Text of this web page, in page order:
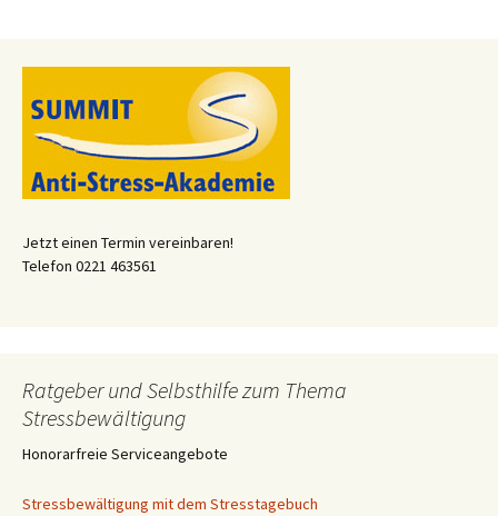
Jetzt einen Termin vereinbaren!
Telefon 0221 463561
Ratgeber und Selbsthilfe zum Thema
Stressbewältigung
Honorarfreie Serviceangebote
Stressbewältigung mit dem Stresstagebuch